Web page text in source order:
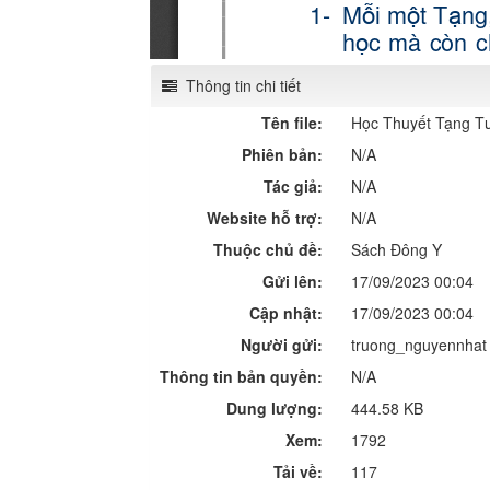
Thông tin chi tiết
Tên file:
Học Thuyết Tạng
Phiên bản:
N/A
Tác giả:
N/A
Website hỗ trợ:
N/A
Thuộc chủ đề:
Sách Đông Y
Gửi lên:
17/09/2023 00:04
Cập nhật:
17/09/2023 00:04
Người gửi:
truong_nguyennhat
Thông tin bản quyền:
N/A
Dung lượng:
444.58 KB
Xem:
1792
Tải về:
117